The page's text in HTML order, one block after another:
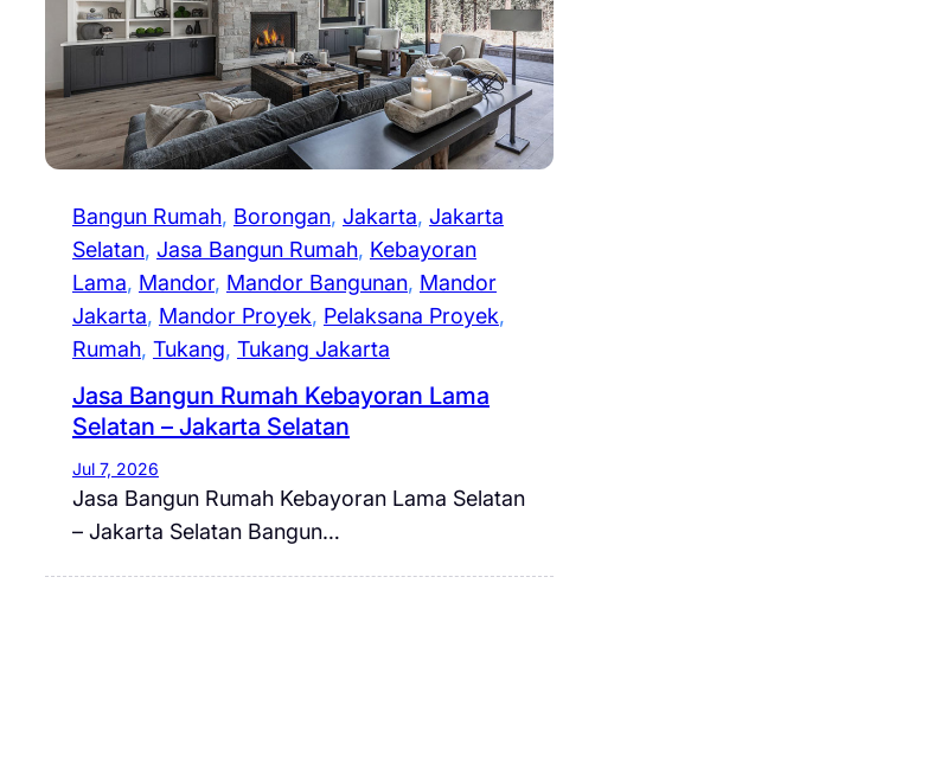
Bangun Rumah, Borongan, Jakarta, Jakarta
Selatan, Jasa Bangun Rumah, Kebayoran
Lama, Mandor, Mandor Bangunan, Mandor
Jakarta, Mandor Proyek, Pelaksana Proyek
Rumah, Tukang, Tukang Jakarta
Jasa Bangun Rumah Kebayoran Lama
Selatan – Jakarta Selatan
Jul 7, 2026
Jasa Bangun Rumah Kebayoran Lama Selatan
– Jakarta Selatan Bangun…